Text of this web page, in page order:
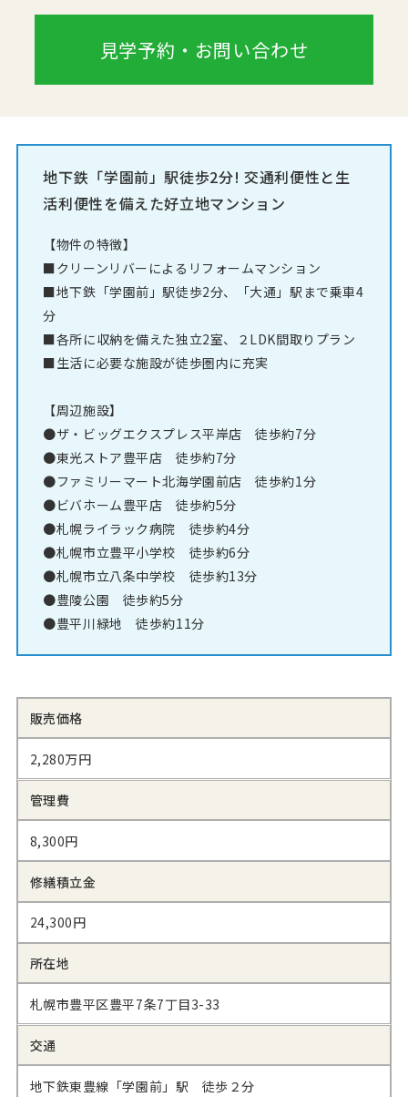
見学予約・お問い合わせ
地下鉄「学園前」駅徒歩2分! 交通利便性と生
活利便性を備えた好立地マンション
【物件の特徴】
■クリーンリバーによるリフォームマンション
■地下鉄「学園前」駅徒歩2分、「大通」駅まで乗車4
分
■各所に収納を備えた独立2室、２LDK間取りプラン
■生活に必要な施設が徒歩圏内に充実
【周辺施設】
●ザ・ビッグエクスプレス平岸店 徒歩約7分
●東光ストア豊平店 徒歩約7分
●ファミリーマート北海学園前店 徒歩約1分
●ビバホーム豊平店 徒歩約5分
●札幌ライラック病院 徒歩約4分
●札幌市立豊平小学校 徒歩約6分
●札幌市立八条中学校 徒歩約13分
●豊陵公園 徒歩約5分
●豊平川緑地 徒歩約11分
販売価格
2,280万円
管理費
8,300円
修繕積立金
24,300円
所在地
札幌市豊平区豊平7条7丁目3-33
交通
地下鉄東豊線「学園前」駅 徒歩２分